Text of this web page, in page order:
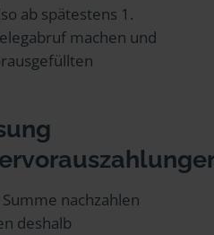
ab spätestens 1.
machen und
nachzahlen
deshalb